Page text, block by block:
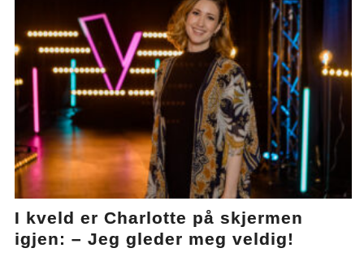
I kveld er Charlotte på skjermen
igjen: – Jeg gleder meg veldig!